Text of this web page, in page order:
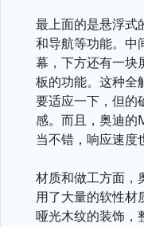
最上面的是悬浮式
和导航等功能。中
幕，下方还有一块
板的功能。这种全
要适应一下，但的
感。而且，奥迪的
当不错，响应速度
材质和做工方面，
用了大量的软性材
哑光木纹的装饰，